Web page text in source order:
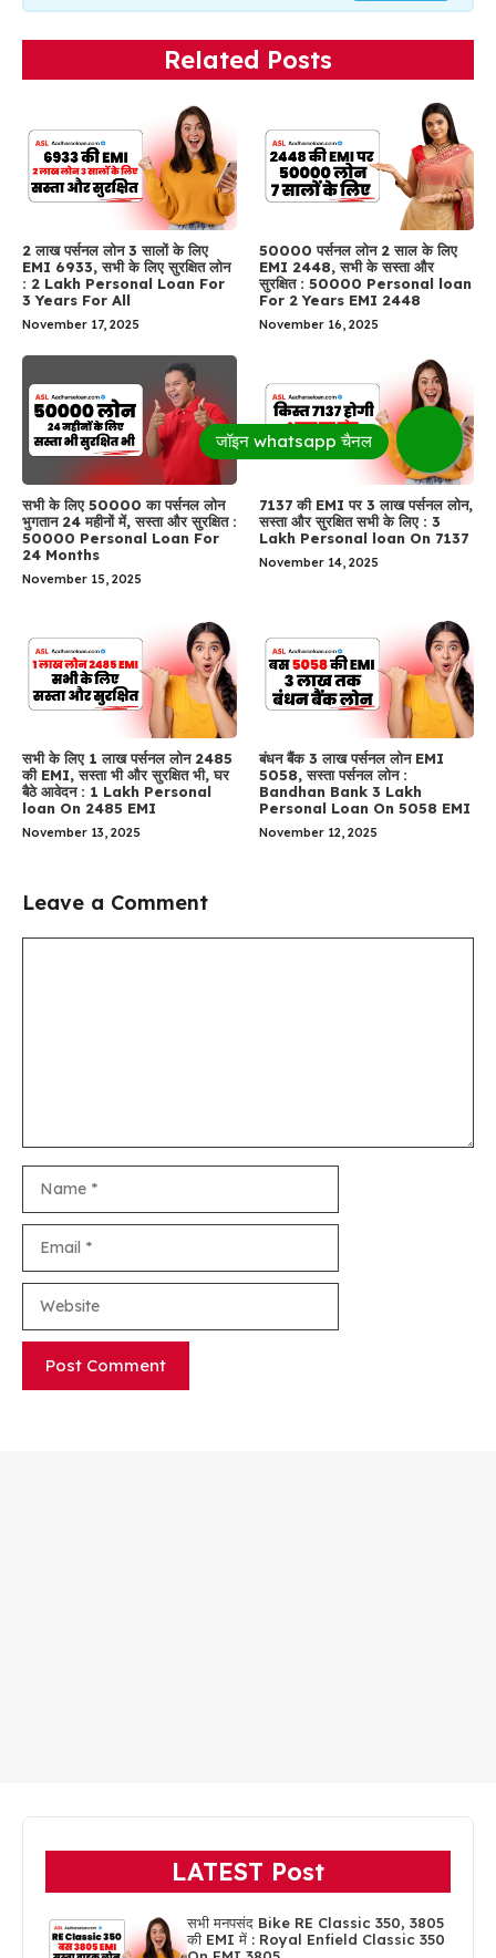
Related Posts
2 लाख पर्सनल लोन 3 सालों के लिए
EMI 6933, सभी के लिए सुरक्षित लोन
: 2 Lakh Personal Loan For
3 Years For All
November 17, 2025
50000 पर्सनल लोन 2 साल के लिए
EMI 2448, सभी के सस्ता और
सुरक्षित : 50000 Personal loan
For 2 Years EMI 2448
November 16, 2025
सभी के लिए 50000 का पर्सनल लोन
भुगतान 24 महीनों में, सस्ता और सुरक्षित :
50000 Personal Loan For
24 Months
November 15, 2025
7137 की EMI पर 3 लाख पर्सनल लोन,
सस्ता और सुरक्षित सभी के लिए : 3
Lakh Personal loan On 7137
November 14, 2025
सभी के लिए 1 लाख पर्सनल लोन 2485
की EMI, सस्ता भी और सुरक्षित भी, घर
बैठे आवेदन : 1 Lakh Personal
loan On 2485 EMI
November 13, 2025
बंधन बैंक 3 लाख पर्सनल लोन EMI
5058, सस्ता पर्सनल लोन :
Bandhan Bank 3 Lakh
Personal Loan On 5058 EMI
November 12, 2025
Leave a Comment
LATEST Post
सभी मनपसंद Bike RE Classic 350, 3805
की EMI में : Royal Enfield Classic 350